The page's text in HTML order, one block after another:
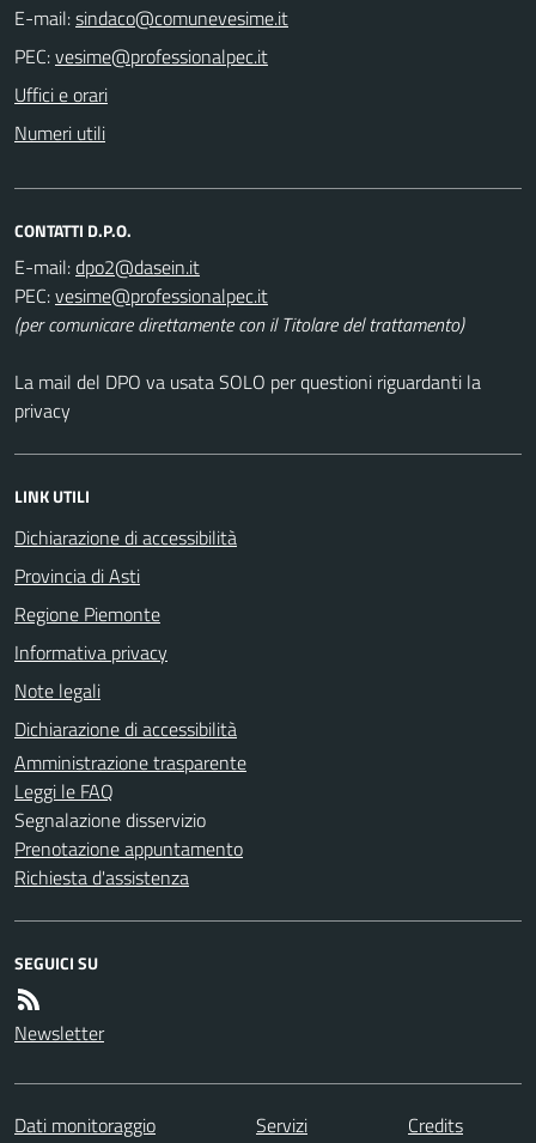
E-mail:
PEC:
Uffici e orari
Numeri utili
CONTATTI D.P.O.
E-mail:
PEC:
(per comunicare direttamente con il Titolare del trattamento)
La mail del DPO va usata SOLO per questioni riguardanti la
privacy
LINK UTILI
Dichiarazione di accessibilità
Provincia di Asti
Regione Piemonte
Informativa privacy
Note legali
Dichiarazione di accessibilità
Amministrazione trasparente
Leggi le FAQ
Segnalazione disservizio
Prenotazione appuntamento
Richiesta d'assistenza
SEGUICI SU
Newsletter
Dati monitoraggio Servizi
Credits